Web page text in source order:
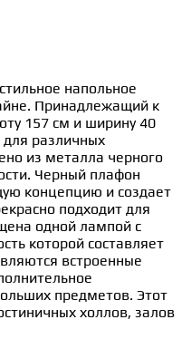
напольное
Принадлежащий к
157 см и ширину 40
различных
из металла черного
Черный плафон
концепцию и создает
подходит для
одной лампой с
которой составляет
встроенные
предметов. Этот
холлов, залов